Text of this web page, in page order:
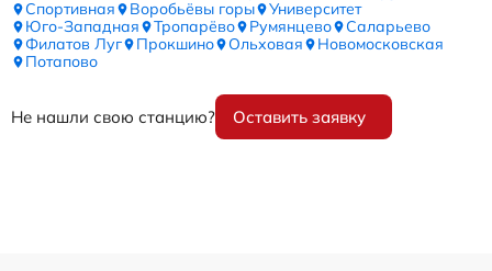
Спортивная
Воробьёвы горы
Университет
Юго-Западная
Тропарёво Румянцево
Саларьево
Филатов Луг
Прокшино Ольховая
Новомосковская
Потапово
Не нашли свою станцию? Оставить заявку